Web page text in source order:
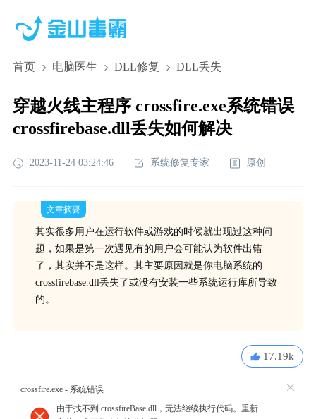
首页 电脑医生 DLL修复 DLL丢失
穿越火线主程序 crossfire.exe系统错误
crossfirebase.dll丢失如何解决
2023-11-24 03:24:46 系统修复专家 原创
文章摘要
其实很多用户在运行软件或游戏的时候就出现过这种问
题，如果是第一次遇见有的用户会可能认为软件出错
了，其实并不是这样。其主要原因就是你电脑系统的
crossfirebase.dll丢失了或没有安装一些系统运行库所导致
的。
17.19k
crossfire.exe - 系统错误
由于找不到 crossfireBase.dll，无法继续执行代码。重新